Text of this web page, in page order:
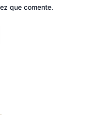
que comente.